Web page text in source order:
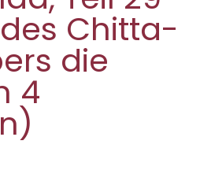
Chitta-
die
4